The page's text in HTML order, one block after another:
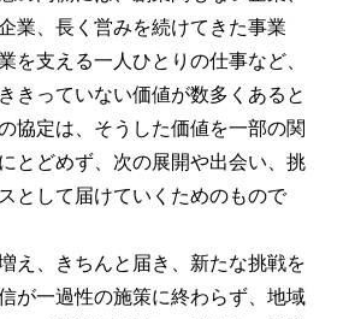
業、長く営みを続けてきた事業
を支える一人ひとりの仕事など、
きっていない価値が数多くあると
協定は、そうした価値を一部の関
とどめず、次の展開や出会い、挑
として届けていくためのもので
え、きちんと届き、新たな挑戦を
が一過性の施策に終わらず、地域